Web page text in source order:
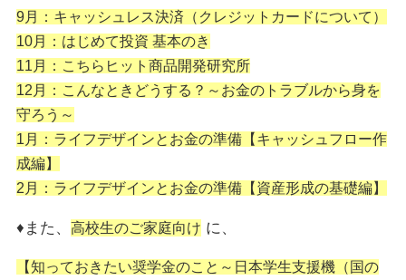
9月：キャッシュレス決済（クレジットカードについて）
10月：はじめて投資 基本のき
11月：こちらヒット商品開発研究所
12月：こんなときどうする？～お金のトラブルから身を
守ろう～
1月：ライフデザインとお金の準備【キャッシュフロー作
成編】
2月：ライフデザインとお金の準備【資産形成の基礎編】
♦また、 高校生のご家庭向け に、
【知っておきたい奨学金のこと～日本学生支援機（国の